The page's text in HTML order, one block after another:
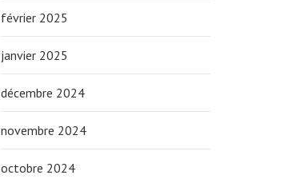
février 2025
janvier 2025
décembre 2024
novembre 2024
octobre 2024